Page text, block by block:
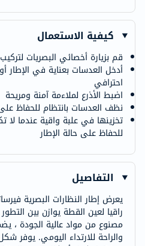
كيفية الاستعمال
قم بزيارة أخصائي البصريات
أدخل العدسات بعناية في الإطار
احترافي
اضبط الأذرع لملاءمة آمنة ومريحة
نظف العدسات بانتظام للحفاظ
تخزينها في علبة واقية عندما لا
للحفاظ على حالة الإطار
التفاصيل
راقيا لعين القطة يوازن بين
مصنوع من مواد عالية الجودة ،
والراحة للارتداء اليومي. يوفر